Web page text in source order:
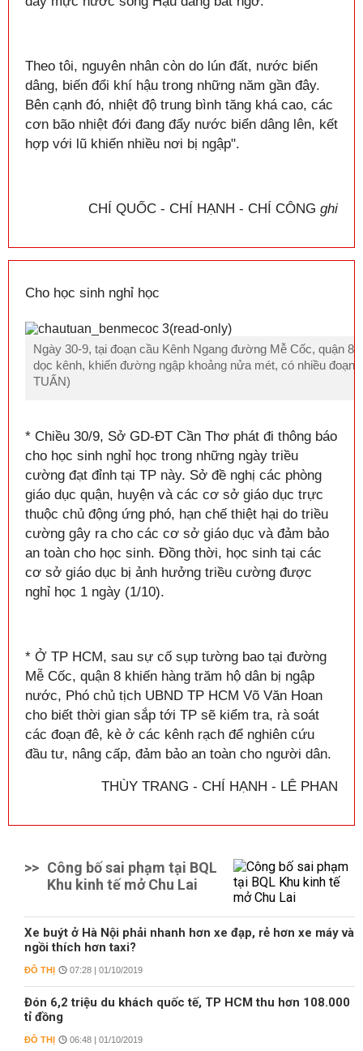
Theo tôi, nguyên nhân còn do lún đất, nước biển
dâng, biến đổi khí hậu trong những năm gần đây.
Bên cạnh đó, nhiệt độ trung bình tăng khá cao, các
cơn bão nhiệt đới đang đẩy nước biển dâng lên, kết
hợp với lũ khiến nhiều nơi bị ngập".
CHÍ QUỐC - CHÍ HẠNH - CHÍ CÔNG ghi
Cho học sinh nghỉ học
Ngày 30-9, tại đoạn cầu Kênh Ngang đường Mễ Cốc, quận 8
dọc kênh, khiến đường ngập khoảng nửa mét, có nhiều đoạn
TUẤN)
* Chiều 30/9, Sở GD-ĐT Cần Thơ phát đi thông báo
cho học sinh nghỉ học trong những ngày triều
cường đạt đỉnh tại TP này. Sở đề nghị các phòng
giáo dục quận, huyện và các cơ sở giáo dục trực
thuộc chủ động ứng phó, hạn chế thiệt hại do triều
cường gây ra cho các cơ sở giáo dục và đảm bảo
an toàn cho học sinh. Đồng thời, học sinh tại các
cơ sở giáo dục bị ảnh hưởng triều cường được
nghỉ học 1 ngày (1/10).
* Ở TP HCM, sau sự cố sụp tường bao tại đường
Mễ Cốc, quận 8 khiến hàng trăm hộ dân bị ngập
nước, Phó chủ tịch UBND TP HCM Võ Văn Hoan
cho biết thời gian sắp tới TP sẽ kiểm tra, rà soát
các đoạn đê, kè ở các kênh rạch để nghiên cứu
đầu tư, nâng cấp, đảm bảo an toàn cho người dân.
THÙY TRANG - CHÍ HẠNH - LÊ PHAN
>> Công bố sai phạm tại BQL
Khu kinh tế mở Chu Lai
Xe buýt ở Hà Nội phải nhanh hơn xe đạp, rẻ hơn xe máy và
ngồi thích hơn taxi?
ĐÔ THỊ 07:28 | 01/10/2019
Đón 6,2 triệu du khách quốc tế, TP HCM thu hơn 108.000
tỉ đồng
ĐÔ THỊ 06:48 | 01/10/2019